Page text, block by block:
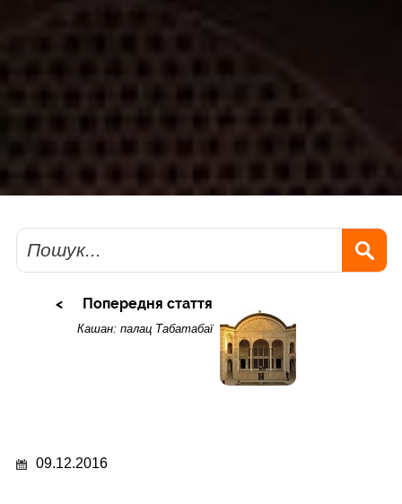
Пошук
Попередня стаття
Кашан: палац Табатабаї
09.12.2016